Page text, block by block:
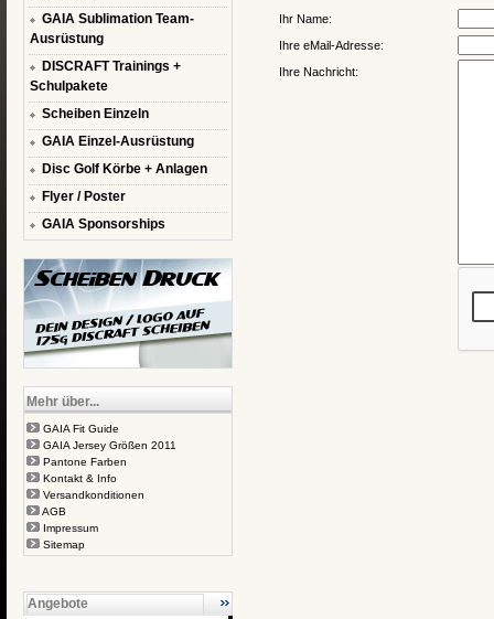
GAIA Sublimation Team-
Ausrüstung
DISCRAFT Trainings +
Schulpakete
Scheiben Einzeln
GAIA Einzel-Ausrüstung
Disc Golf Körbe + Anlagen
Flyer / Poster
GAIA Sponsorships
Mehr über...
GAIA Fit Guide
GAIA Jersey Größen 2011
Pantone Farben
Kontakt & Info
Versandkonditionen
AGB
Impressum
Sitemap
Angebote
Ihr Name:
Ihre eMail-Adresse:
Ihre Nachricht: